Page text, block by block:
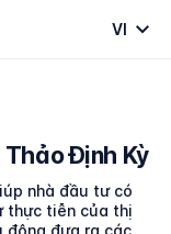
VI
Định Kỳ
nhà đầu tư có
thực tiễn của thị
động đưa ra các